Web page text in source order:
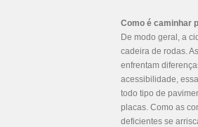
Como é caminhar
De modo geral, a
cadeira de rodas.
enfrentam
acessibilidade,
todo tipo de
placas. Como as
deficientes se